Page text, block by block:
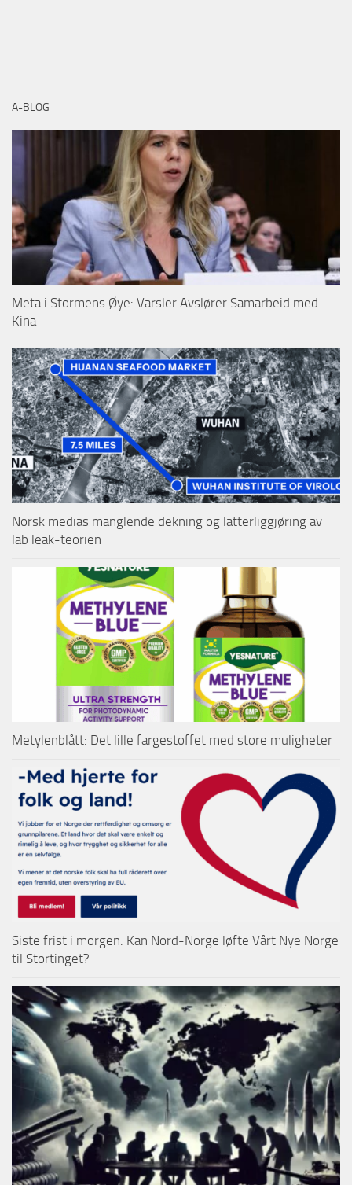
A-BLOG
Meta i Stormens Øye: Varsler Avslører Samarbeid med
Kina
Norsk medias manglende dekning og latterliggjøring av
lab leak-teorien
Metylenblått: Det lille fargestoffet med store muligheter
Siste frist i morgen: Kan Nord-Norge løfte Vårt Nye Norge
til Stortinget?